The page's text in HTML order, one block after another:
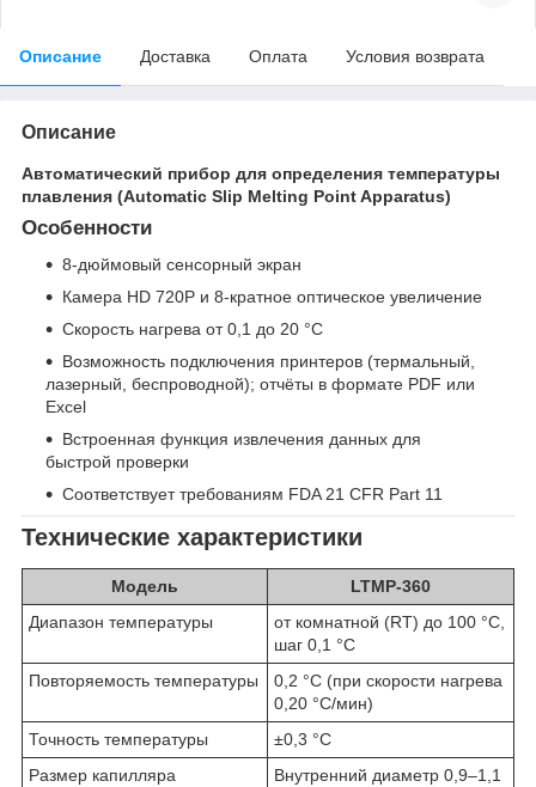
Описание Доставка Оплата Условия возврата
Описание
Автоматический прибор для определения температуры
плавления (Automatic Slip Melting Point Apparatus)
Особенности
8-дюймовый сенсорный экран
Камера HD 720P и 8-кратное оптическое увеличение
Скорость нагрева от 0,1 до 20 °C
Возможность подключения принтеров (термальный,
лазерный, беспроводной); отчёты в формате PDF или
Excel
Встроенная функция извлечения данных для
быстрой проверки
Соответствует требованиям FDA 21 CFR Part 11
Технические характеристики
Модель
LTMP-360
Диапазон температуры
от комнатной (RT) до 100 °C,
шаг 0,1 °C
Повторяемость температуры
0,2 °C (при скорости нагрева
0,20 °C/мин)
Точность температуры
±0,3 °C
Размер капилляра
Внутренний диаметр 0,9–1,1